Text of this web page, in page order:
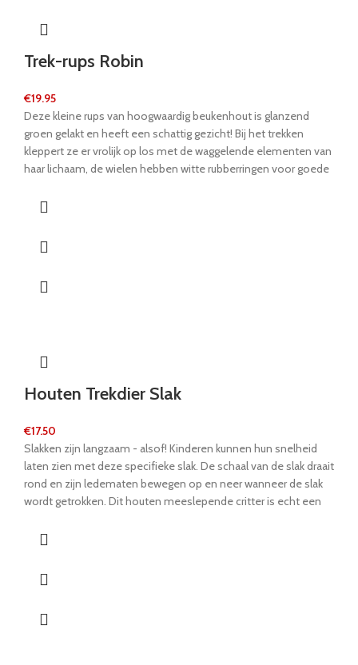
Trek-rups Robin
€19.95
Deze kleine rups van hoogwaardig beukenhout is glanzend
groen gelakt en heeft een schattig gezicht! Bij het trekken
kleppert ze er vrolijk op los met de waggelende elementen van
haar lichaam, de wielen hebben witte rubberringen voor goede
Houten Trekdier Slak
€17.50
Slakken zijn langzaam - alsof! Kinderen kunnen hun snelheid
laten zien met deze specifieke slak. De schaal van de slak draait
rond en zijn ledematen bewegen op en neer wanneer de slak
wordt getrokken. Dit houten meeslepende critter is echt een
Het stevige materiaal zorgt ervoor dat het elke reis overleeft.
worden aangemoedigd om steeds langs deze kleurrijke slak te
lopen. Naar welk slablad lopen we nu?